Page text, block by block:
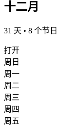
十二月
31 天 • 8 个节日
打开
周日
周一
周二
周三
周四
周五